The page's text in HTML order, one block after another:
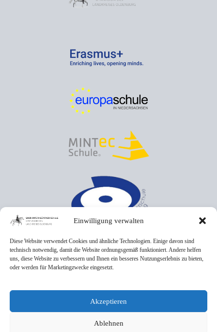
Einwilligung verwalten
Diese Website verwendet Cookies und ähnliche Technologien. Einige davon sind
technisch notwendig, damit die Website ordnungsgemäß funktioniert. Andere helfen
uns, diese Website zu verbessern und Ihnen ein besseres Nutzungserlebnis zu bieten,
oder werden für Marketingzwecke eingesetzt.
Akzeptieren
Ablehnen